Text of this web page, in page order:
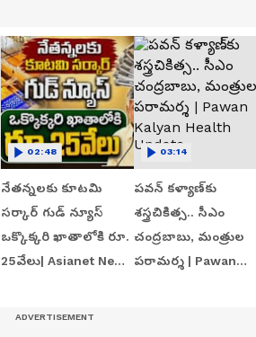
నేతన్నలకు కూటమి
సర్కార్ గుడ్ న్యూస్
ఒక్కొక్కరి ఖాతాలోకి రూ.
25వేలు| Asianet News
02:48
పవన్ కళ్యాణ్‌కు
శస్త్రచికిత్స.. సీఎం
చంద్రబాబు, మంత్రుల
పరామర్శ | Pawan
03:14